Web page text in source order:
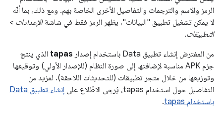
الرمز والاسم والترجمات والتفاصيل الأخرى الخاصة بهم. ومع ذلك، بما أنّه
لا يمكن تشغيل تطبيق "البيانات"، يظهر الرمز فقط في شاشةالإعدادات >
التطبيقات.
من المفترض إنشاء تطبيق Data باستخدام إصدار
tapas الذي ينتج
حِزم APK مناسبة لإضافتها إلى صورة النظام (للإصدار الأولي) وتوقيعها
وتوزيعها من خلال متجر تطبيقات (للتحديثات اللاحقة). لمزيد من
التفاصيل حول استخدام tapas، يُرجى الاطّلاع على
إنشاء تطبيق Data
باستخدام tapas
.